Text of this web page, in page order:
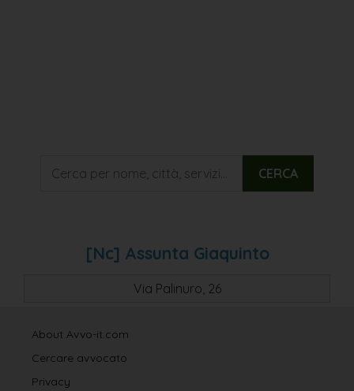
CERCA
[nc] Assunta Giaquinto
Via Palinuro, 26
About Avvo-it.com
Cercare avvocato
Privacy